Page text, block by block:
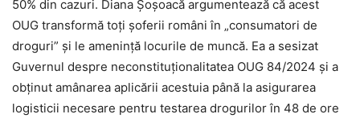
50% din cazuri. Diana Șoșoacă argumentează că acest
OUG transformă toți șoferii români în „consumatori de
droguri” și le amenință locurile de muncă. Ea a sesizat
Guvernul despre neconstituționalitatea OUG 84/2024 și a
obținut amânarea aplicării acestuia până la asigurarea
logisticii necesare pentru testarea drogurilor în 48 de ore